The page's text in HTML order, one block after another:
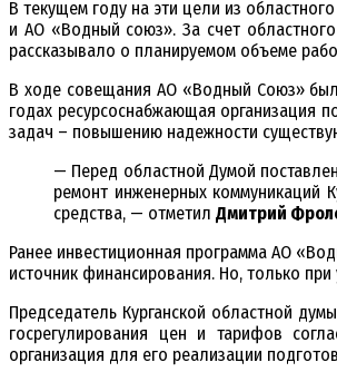
В текущем году на эти цели из
и АО «Водный союз». За счет
рассказывало о планируемом объеме
В ходе совещания АО «Водный Союз»
годах ресурсоснабжающая организация
задач – повышению надежности
— Перед областной Думой
ремонт инженерных коммуникаций
средства, — отметил Дмитрий
Ранее инвестиционная программа АО
источник финансирования. Но, только
Председатель Курганской областной
госрегулирования цен и тарифов
организация для его реализации